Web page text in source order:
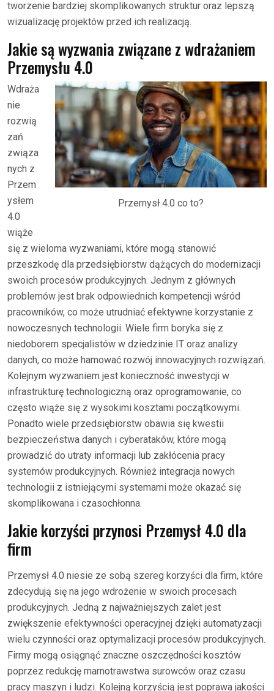
tworzenie bardziej skomplikowanych struktur oraz lepszą
wizualizację projektów przed ich realizacją.
Jakie są wyzwania związane z wdrażaniem
Przemysłu 4.0
Przemysł 4.0 co to?
Wdraża
nie
rozwią
zań
związa
nych z
Przem
ysłem
4.0
wiąże
się z wieloma wyzwaniami, które mogą stanowić
przeszkodę dla przedsiębiorstw dążących do modernizacji
swoich procesów produkcyjnych. Jednym z głównych
problemów jest brak odpowiednich kompetencji wśród
pracowników, co może utrudniać efektywne korzystanie z
nowoczesnych technologii. Wiele firm boryka się z
niedoborem specjalistów w dziedzinie IT oraz analizy
danych, co może hamować rozwój innowacyjnych rozwiązań.
Kolejnym wyzwaniem jest konieczność inwestycji w
infrastrukturę technologiczną oraz oprogramowanie, co
często wiąże się z wysokimi kosztami początkowymi.
Ponadto wiele przedsiębiorstw obawia się kwestii
bezpieczeństwa danych i cyberataków, które mogą
prowadzić do utraty informacji lub zakłócenia pracy
systemów produkcyjnych. Również integracja nowych
technologii z istniejącymi systemami może okazać się
skomplikowana i czasochłonna.
Jakie korzyści przynosi Przemysł 4.0 dla
firm
Przemysł 4.0 niesie ze sobą szereg korzyści dla firm, które
zdecydują się na jego wdrożenie w swoich procesach
produkcyjnych. Jedną z najważniejszych zalet jest
zwiększenie efektywności operacyjnej dzięki automatyzacji
wielu czynności oraz optymalizacji procesów produkcyjnych.
Firmy mogą osiągnąć znaczne oszczędności kosztów
poprzez redukcję marnotrawstwa surowców oraz czasu
pracy maszyn i ludzi. Kolejną korzyścią jest poprawa jakości